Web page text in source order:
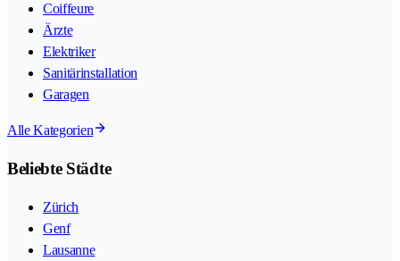
Coiffeure
Ärzte
Elektriker
Sanitärinstallation
Garagen
Alle Kategorien
Beliebte Städte
Zürich
Genf
Lausanne